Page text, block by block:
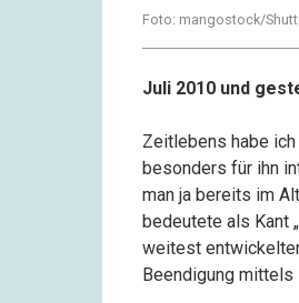
Foto: mangostock/
Juli 2010 und
Zeitlebens habe
besonders für ihn
man ja bereits im
bedeutete als Kant
weitest
Beendigung